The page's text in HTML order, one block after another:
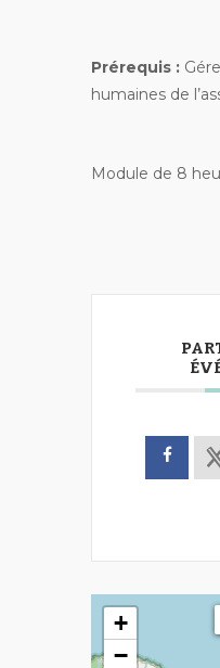
Prérequis :
humaines de
Module de 8
+
−